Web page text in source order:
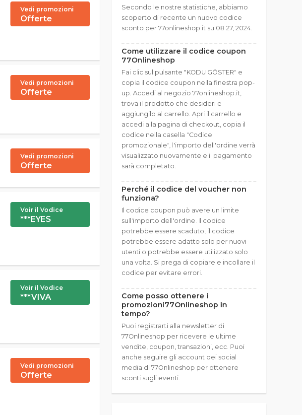
Vedi promozioni
Offerte
Vedi promozioni
Offerte
Vedi promozioni
Offerte
Voir il Vodice
***EYES
Voir il Vodice
***VIVA
Vedi promozioni
Offerte
Secondo le nostre statistiche, abbiamo
scoperto di recente un nuovo codice
sconto per 77onlineshop.it su 08 27, 2024.
Come utilizzare il codice coupon
77Onlineshop
Fai clic sul pulsante "KODU GÖSTER" e
copia il codice coupon nella finestra pop-
up. Accedi al negozio 77onlineshop.it,
trova il prodotto che desideri e
aggiungilo al carrello. Apri il carrello e
accedi alla pagina di checkout, copia il
codice nella casella "Codice
promozionale", l'importo dell'ordine verrà
visualizzato nuovamente e il pagamento
sarà completato.
Perché il codice del voucher non
funziona?
Il codice coupon può avere un limite
sull'importo dell'ordine. Il codice
potrebbe essere scaduto, il codice
potrebbe essere adatto solo per nuovi
utenti o potrebbe essere utilizzato solo
una volta. Si prega di copiare e incollare il
codice per evitare errori.
Come posso ottenere i
promozioni77Onlineshop in
tempo?
Puoi registrarti alla newsletter di
77Onlineshop per ricevere le ultime
vendite, coupon, transazioni, ecc. Puoi
anche seguire gli account dei social
media di 77Onlineshop per ottenere
sconti sugli eventi.